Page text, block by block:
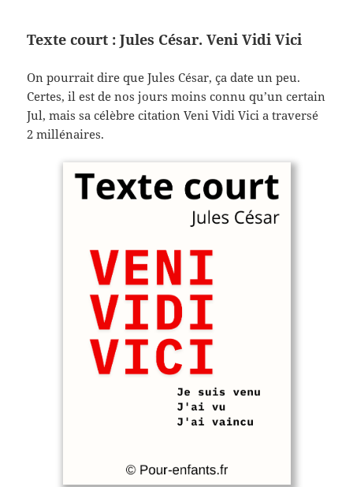
Texte court : Jules César. Veni Vidi Vici
On pourrait dire que Jules César, ça date un peu.
Certes, il est de nos jours moins connu qu’un certain
Jul, mais sa célèbre citation Veni Vidi Vici a traversé
2 millénaires.